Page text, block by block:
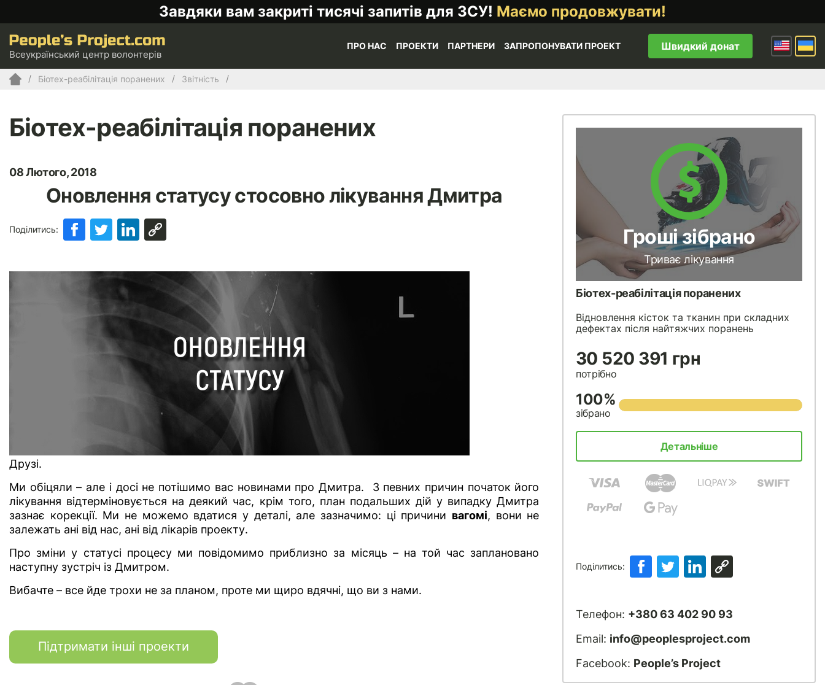
Завдяки вам закриті тисячі запитів для ЗСУ! Маємо продовжувати!
Всеукраїнський центр волонтерів
ПРО НАС ПРОЕКТИ ПАРТНЕРИ ЗАПРОПОНУВАТИ ПРОЕКТ Швидкий донат
Біотех-реабілітація поранених Звітність
Біотех-реабілітація поранених
08 Лютого, 2018
Оновлення статусу стосовно лікування Дмитра
Поділитись:
Друзі.
Ми обіцяли – але і досі не потішимо вас новинами про Дмитра. З певних причин початок його
лікування відтерміновується на деякий час, крім того, план подальших дій у випадку Дмитра
зазнає корекції. Ми не можемо вдатися у деталі, але зазначимо: ці причини вагомі, вони не
залежать ані від нас, ані від лікарів проекту.
Про зміни у статусі процесу ми повідомимо приблизно за місяць – на той час заплановано
наступну зустріч із Дмитром.
Вибачте – все йде трохи не за планом, проте ми щиро вдячні, що ви з нами.
Підтримати інші проекти
Гроші зібрано
Триває лікування
Біотех-реабілітація поранених
Відновлення кісток та тканин при складних
дефектах після найтяжчих поранень
30 520 391 грн
потрібно
100%
зібрано
Детальніше
Поділитись:
Телефон: +380 63 402 90 93
Email: info@peoplesproject.com
Facebook: People’s Project